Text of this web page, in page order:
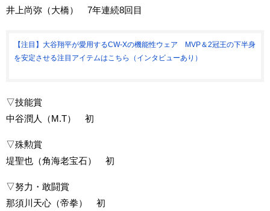
井上尚弥（大橋） 7年連続8回目
【注目】大谷翔平が愛用するCW-Xの機能性ウェア MVP＆2冠王の下半身
を安定させる注目アイテムはこちら（インタビューあり）
▽技能賞
中谷潤人（M.T） 初
▽殊勲賞
堤聖也（角海老宝石） 初
▽努力・敢闘賞
那須川天心（帝拳） 初